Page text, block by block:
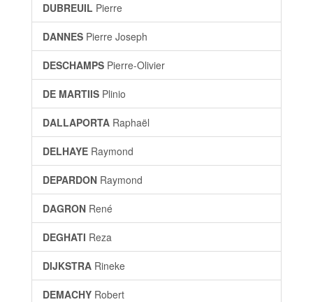
DUBREUIL Pierre
DANNES Pierre Joseph
DESCHAMPS Pierre-Olivier
DE MARTIIS Plinio
DALLAPORTA Raphaël
DELHAYE Raymond
DEPARDON Raymond
DAGRON René
DEGHATI Reza
DIJKSTRA Rineke
DEMACHY Robert